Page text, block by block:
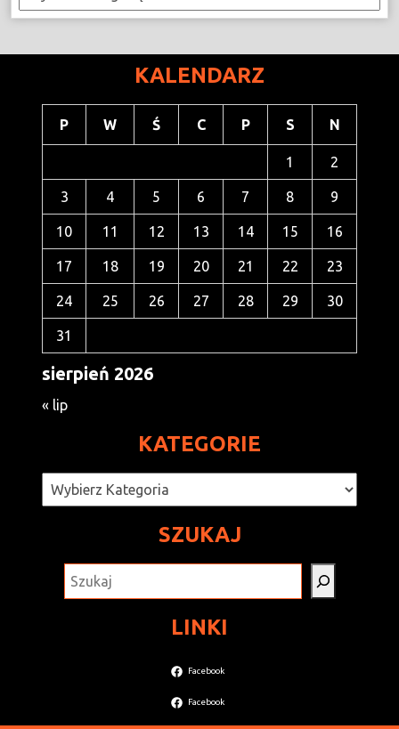
KALENDARZ
sierpień 2026
P W Ś C P S N
1 2
3 4 5 6 7 8 9
10 11 12 13 14 15 16
17 18 19 20 21 22 23
24 25 26 27 28 29 30
31
« lip
KATEGORIE
Kategorie
SZUKAJ
LINKI
Facebook
Facebook